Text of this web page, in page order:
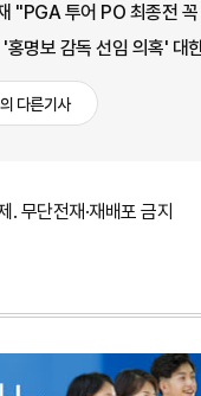
"PGA 투어 PO 최종전
'홍명보 감독 선임 의혹' 대
다른기사
무단전재·재배포 금지